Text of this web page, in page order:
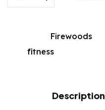
Firewoods
fitness
Description